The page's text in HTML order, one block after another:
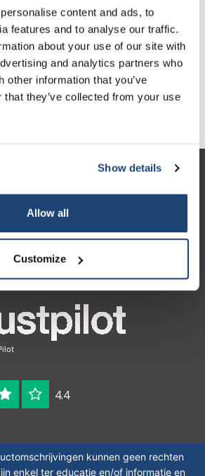
content and ads, to
features and to analyse our traffic.
about your use of our site with
and analytics partners who
other information that you’ve
that they’ve collected from your use
Show details
Allow all
Customize
1 Stuk
€556,07
€672,85 Meer
aan winkelwagen
4.4
kunnen geen rechten
enkel ter educatie en/of informatie en